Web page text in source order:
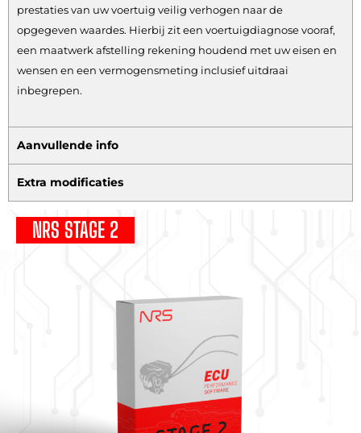
prestaties van uw voertuig veilig verhogen naar de
opgegeven waardes. Hierbij zit een voertuigdiagnose vooraf,
een maatwerk afstelling rekening houdend met uw eisen en
wensen en een vermogensmeting inclusief uitdraai
inbegrepen.
Aanvullende info
Extra modificaties
NRS STAGE 2